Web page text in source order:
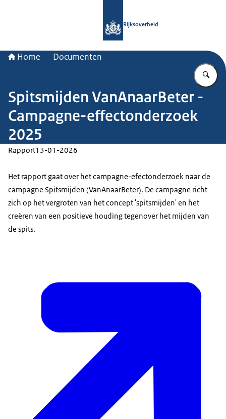
Rijksoverheid
Home Documenten
Spitsmijden VanAnaarBeter -
Campagne-effectonderzoek
2025
Rapport13-01-2026
Het rapport gaat over het campagne-efectonderzoek naar de
campagne Spitsmijden (VanAnaarBeter). De campagne richt
zich op het vergroten van het concept 'spitsmijden' en het
creëren van een positieve houding tegenover het mijden van
de spits.